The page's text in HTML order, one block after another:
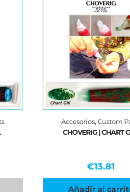
Accesorios,Custom
CHOVERIG | CHART
€13.81
Añadir al